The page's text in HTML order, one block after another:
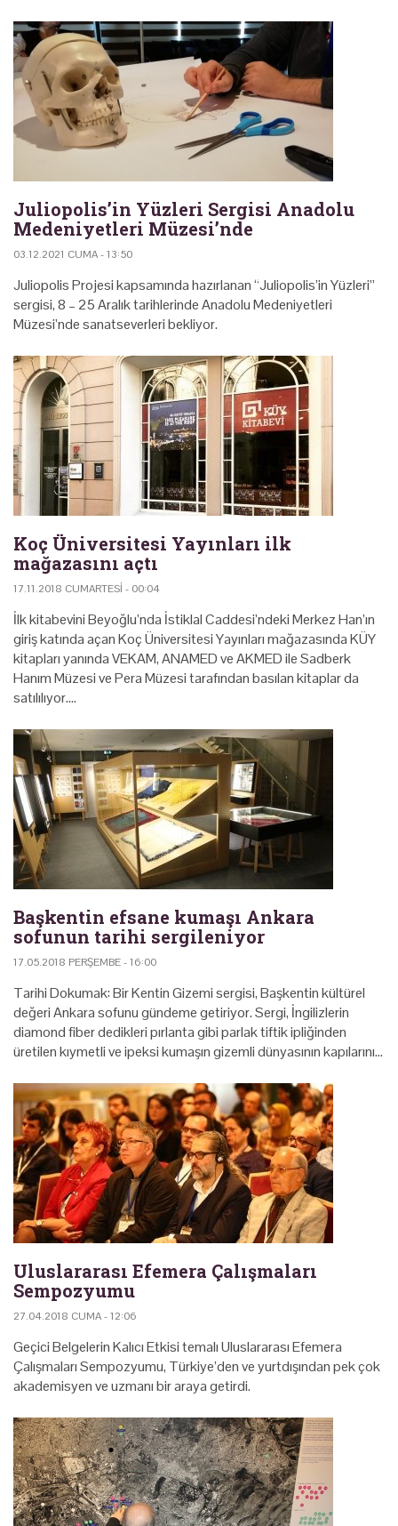
Juliopolis’in Yüzleri Sergisi Anadolu
Medeniyetleri Müzesi’nde
03.12.2021 CUMA - 13:50
Juliopolis Projesi kapsamında hazırlanan “Juliopolis’in Yüzleri”
sergisi, 8 – 25 Aralık tarihlerinde Anadolu Medeniyetleri
Müzesi’nde sanatseverleri bekliyor.
Koç Üniversitesi Yayınları ilk
mağazasını açtı
17.11.2018 CUMARTESI - 00:04
İlk kitabevini Beyoğlu’nda İstiklal Caddesi’ndeki Merkez Han’ın
giriş katında açan Koç Üniversitesi Yayınları mağazasında KÜY
kitapları yanında VEKAM, ANAMED ve AKMED ile Sadberk
Hanım Müzesi ve Pera Müzesi tarafından basılan kitaplar da
satılılıyor.…
Başkentin efsane kumaşı Ankara
sofunun tarihi sergileniyor
17.05.2018 PERŞEMBE - 16:00
Tarihi Dokumak: Bir Kentin Gizemi sergisi, Başkentin kültürel
değeri Ankara sofunu gündeme getiriyor. Sergi, İngilizlerin
diamond fiber dedikleri pırlanta gibi parlak tiftik ipliğinden
üretilen kıymetli ve ipeksi kumaşın gizemli dünyasının kapılarını…
Uluslararası Efemera Çalışmaları
Sempozyumu
27.04.2018 CUMA - 12:06
Geçici Belgelerin Kalıcı Etkisi temalı Uluslararası Efemera
Çalışmaları Sempozyumu, Türkiye’den ve yurtdışından pek çok
akademisyen ve uzmanı bir araya getirdi.